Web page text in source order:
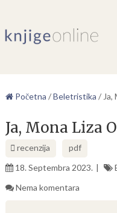
Početna /Beletristika /
Ja, Mona Liza
recenzija
pdf
18. Septembra 2023.
Nema komentara